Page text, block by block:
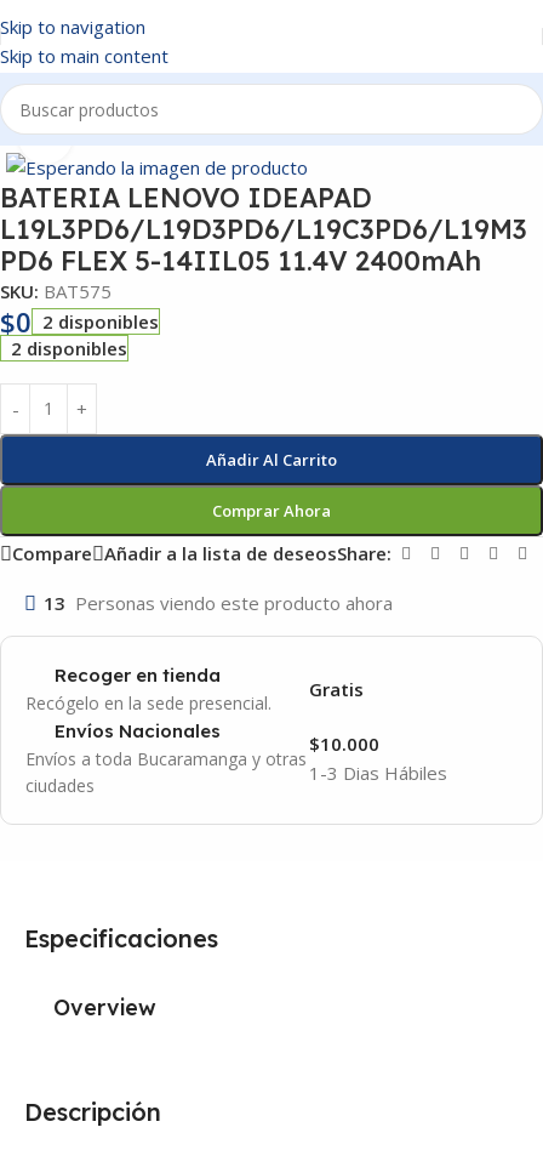
Skip to navigation
Skip to main content
Inicio/BATERIAS
Click to enlarge
BATERIA LENOVO IDEAPAD
L19L3PD6/L19D3PD6/L19C3PD6/L19M3
PD6 FLEX 5-14IIL05 11.4V 2400mAh
SKU: BAT575
$0 2 disponibles
2 disponibles
Añadir Al Carrito
Comprar Ahora
Compare Añadir a la lista de deseosShare:
13 Personas viendo este producto ahora
Recoger en tienda
Recógelo en la sede presencial.
Gratis
Envíos Nacionales
Envíos a toda Bucaramanga y otras
ciudades
1-3 Dias Hábiles
$10.000
Descripción
Especificaciones
Overview